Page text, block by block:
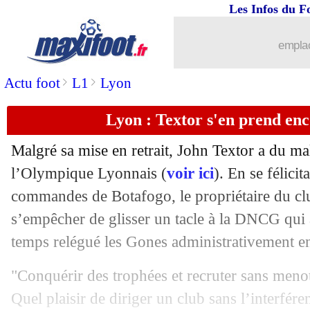
Actu foot> L1 > Lyon
Les Infos du
Lyon : Textor s'en prend
Malgré sa mise en retrait, John Textor a du
l’Olympique Lyonnais (voir ici). En se
commandes de Botafogo, le propriétaire du
s’empêcher de glisser un tacle à la DNCG
temps relégué les Gones administrativement
"Conquérir des trophées et recruter sans
Quel plaisir de diriger un club sans
Valladolid
19/07 Étoile Rouge
19/07 Man Utd: le Barça avance pour
19/07 Lyon : Bengui vers un prêt au RWDM
19/07 Inter: Fenerbahçe veut aussi
19/07 Amical : Lens sans problème face à
19/07 OM: Rennes revient pour Rongier